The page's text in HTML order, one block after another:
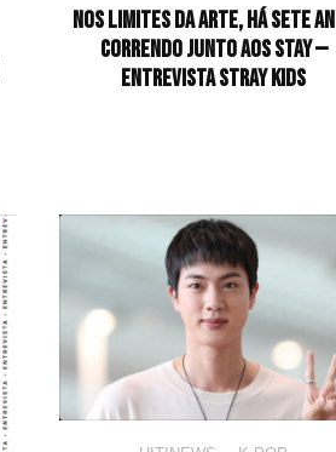
Nos limites da arte, há sete
correndo junto aos STAY —
Entrevista Stray Kids